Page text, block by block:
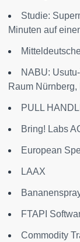
Studie:
Minuten auf
NABU:
Raum Nürnberg,
PULL
Bring! Labs
European
LAAX
FTAPI
Commodity